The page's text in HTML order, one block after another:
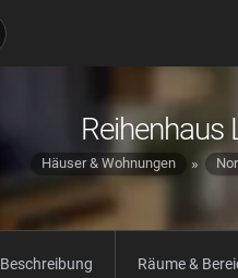
Reihenhaus
Häuser & Wohnungen
Beschreibung Räume &